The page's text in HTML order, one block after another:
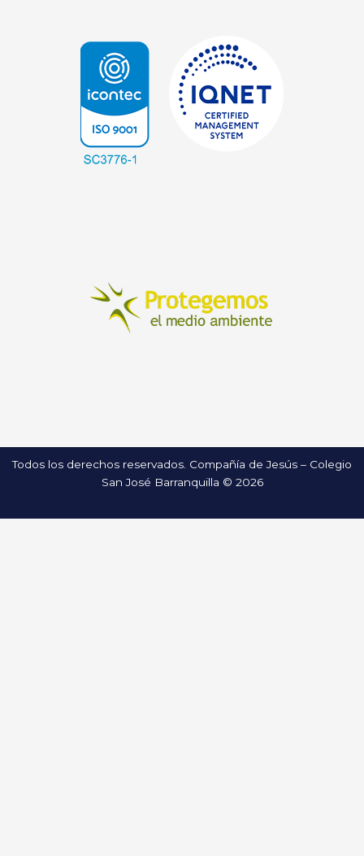
Todos los derechos reservados. Compañía de Jesús – Colegio
San José Barranquilla © 2026